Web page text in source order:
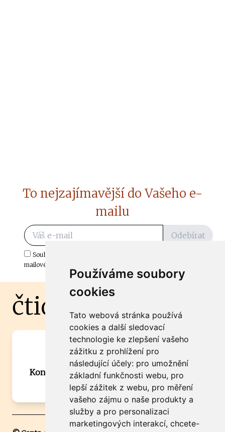
Používáme soubory
cookies
Tato webová stránka používá
cookies a další sledovací
technologie ke zlepšení vašeho
zážitku z prohlížení pro
následující účely: pro umožnění
základní funkčnosti webu, pro
lepší zážitek z webu, pro měření
vašeho zájmu o naše produkty a
služby a pro personalizaci
marketingových interakcí, chcete-
To nejzajímavější do Vašeho e-
mailu
Odebírat
Souhlasím s odběrem důležitých zpráv ze ČtiDoma.cz do mé e-
mailové schránky.
čtidoma.cz
Máte zajímavou informaci? Chcete
spolupracovat?
Kontaktujte šéfredaktora Martina Chalupu:
chalupa@ctidoma.cz